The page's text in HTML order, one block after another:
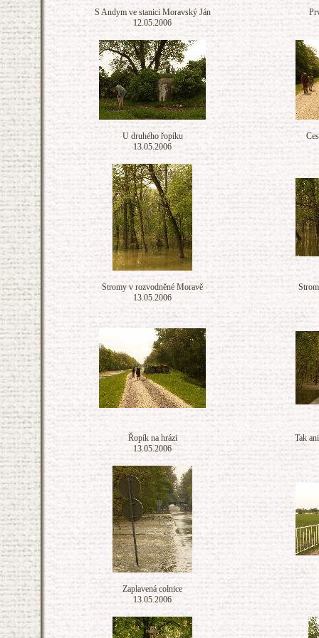
S Andym ve stanici Moravský Ján
12.05.2006
U druhého řopíku
13.05.2006
Stromy v rozvodněné Moravě
13.05.2006
Řopík na hrázi
13.05.2006
Tak
Zaplavená colnice
13.05.2006